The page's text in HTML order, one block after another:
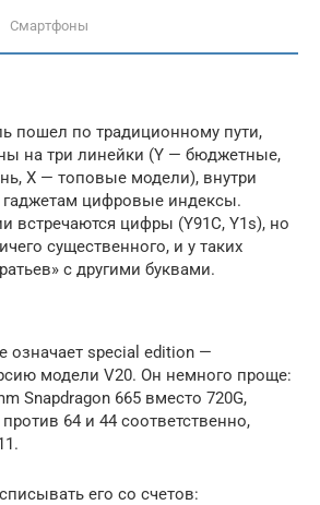
Смартфоны
пошел по традиционному пути,
на три линейки (Y — бюджетные,
X — топовые модели), внутри
цифровые индексы.
встречаются цифры (Y91C, Y1s), но
существенного, и у таких
с другими буквами.
означает special edition —
модели V20. Он немного проще:
Snapdragon 665 вместо 720G,
64 и 44 соответственно,
его со счетов: